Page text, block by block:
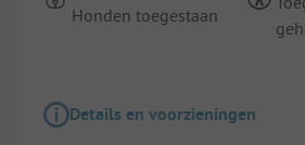
Honden toegestaan
Details en voorzieningen